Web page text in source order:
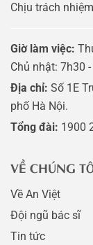
Chịu trách
Giờ làm việc:
Chủ nhật: 7h30
Địa chỉ: Số 1E
phố Hà Nội.
Tổng đài: 1900
VỀ CHÚNG
Về An Việt
Đội ngũ bác sĩ
Tin tức